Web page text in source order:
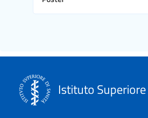
Istituto